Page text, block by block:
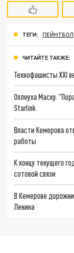
ТЕГИ: ПЕЙНТБОЛ
ЧИТАЙТЕ ТАКЖЕ:
Технофашисты XXI
Оплеуха Маску.
Starlink
Власти Кемерова
работы
К концу текущего
сотовой связи
В Кемерове
Ленина